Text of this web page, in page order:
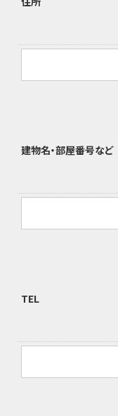
建物名・部屋番号など
TEL